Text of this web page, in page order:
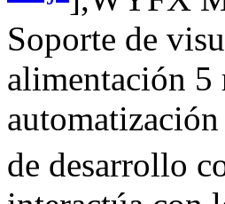
Soporte de
alimentación 5
de desarrollo